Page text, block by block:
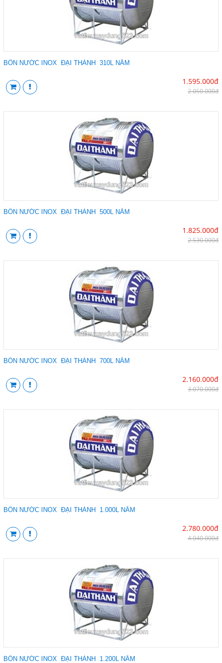
BỒN NƯỚC INOX ĐẠI THÀNH 310L NẰM
1.595.000đ
2.050.000đ
BỒN NƯỚC INOX ĐẠI THÀNH 500L NẰM
1.825.000đ
2.530.000đ
BỒN NƯỚC INOX ĐẠI THÀNH 700L NẰM
2.160.000đ
3.070.000đ
BỒN NƯỚC INOX ĐẠI THÀNH 1.000L NẰM
2.780.000đ
4.040.000đ
BỒN NƯỚC INOX ĐẠI THÀNH 1.200L NẰM